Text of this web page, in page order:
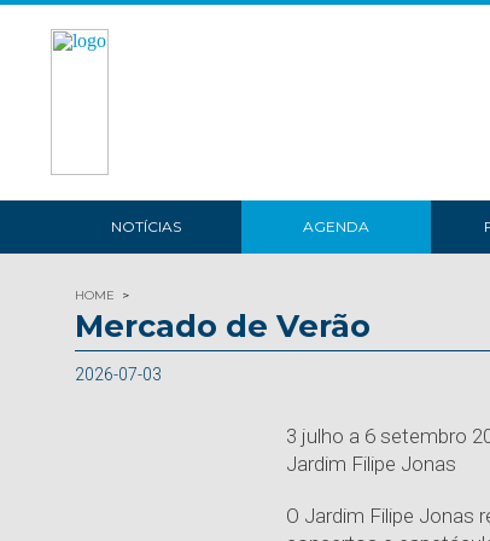
NOTÍCIAS AGENDA
HOME
Mercado de Verão
2026-07-03
3 julho a 6 setembro
Jardim Filipe Jonas
O Jardim Filipe Jonas